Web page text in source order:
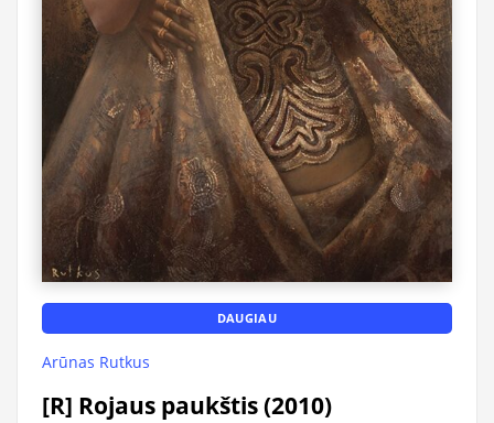
DAUGIAU
Arūnas Rutkus
[R] Rojaus paukštis (2010)